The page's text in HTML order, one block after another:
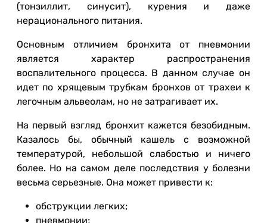
(тонзиллит, синусит), курения и даже
нерационального питания.
Основным отличием бронхита от пневмонии
является характер распространения
воспалительного процесса. В данном случае он
идет по хрящевым трубкам бронхов от трахеи к
легочным альвеолам, но не затрагивает их.
На первый взгляд бронхит кажется безобидным.
Казалось бы, обычный кашель с возможной
температурой, небольшой слабостью и ничего
более. Но на самом деле последствия у болезни
весьма серьезные. Она может привести к:
обструкции легких;
пневмонии;